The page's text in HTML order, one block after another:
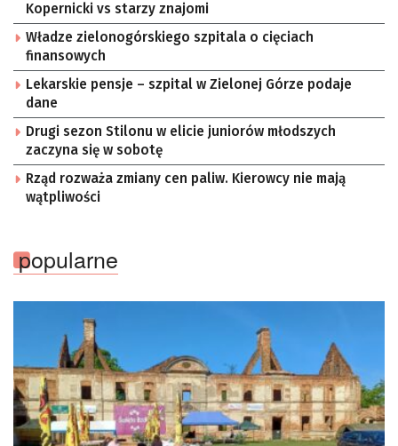
Kopernicki vs starzy znajomi
Władze zielonogórskiego szpitala o cięciach
finansowych
Lekarskie pensje – szpital w Zielonej Górze podaje
dane
Drugi sezon Stilonu w elicie juniorów młodszych
zaczyna się w sobotę
Rząd rozważa zmiany cen paliw. Kierowcy nie mają
wątpliwości
popularne